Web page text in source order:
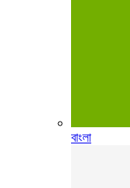
বাংলা